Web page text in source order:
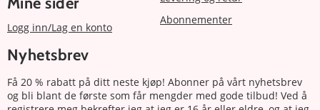
Logg inn/Lag en konto
Abonnementer
Nyhetsbrev
Få 20 % rabatt på ditt neste kjøp! Abonner på vårt nyhetsbrev
og bli blant de første som får mengder med gode tilbud! Ved å